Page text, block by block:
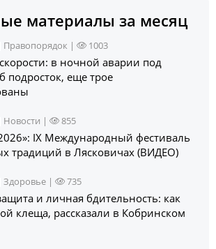
материалы за месяц
Правопорядок | 1003
в ночной аварии под
подросток, еще трое
Новости | 855
IX Международный фестиваль
традиций в Лясковичах (ВИДЕО)
Здоровье | 735
и личная бдительность: как
клеща, рассказали в Кобринском